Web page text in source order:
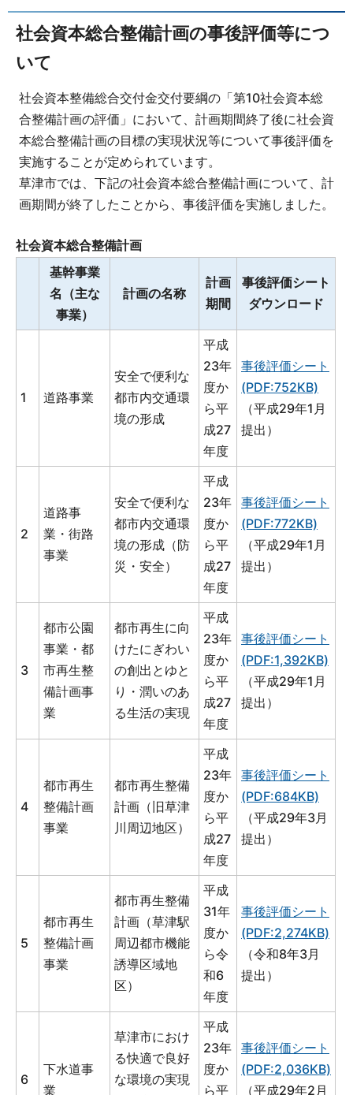
社会資本総合整備計画の事後評価等につ
いて
社会資本整備総合交付金交付要綱の「第10社会資本総
合整備計画の評価」において、計画期間終了後に社会資
本総合整備計画の目標の実現状況等について事後評価を
実施することが定められています。
草津市では、下記の社会資本総合整備計画について、計
画期間が終了したことから、事後評価を実施しました。
社会資本総合整備計画
基幹事業
名（主な
事業）
計画の名称
計画
期間
事後評価シート
ダウンロード
1 道路事業
安全で便利な
都市内交通環
境の形成
平成
23年
度か
ら平
成27
年度
事後評価シート
(PDF:752KB)
（平成29年1月
提出）
2
道路事
業・街路
事業
安全で便利な
都市内交通環
境の形成（防
災・安全）
平成
23年
度か
ら平
成27
年度
事後評価シート
(PDF:772KB)
（平成29年1月
提出）
3
都市公園
事業・都
市再生整
備計画事
業
都市再生に向
けたにぎわい
の創出とゆと
り・潤いのあ
る生活の実現
平成
23年
度か
ら平
成27
年度
事後評価シート
(PDF:1,392KB)
（平成29年1月
提出）
4
都市再生
整備計画
事業
都市再生整備
計画（旧草津
川周辺地区）
平成
23年
度か
ら平
成27
年度
事後評価シート
(PDF:684KB)
（平成29年3月
提出）
5
都市再生
整備計画
事業
都市再生整備
計画（草津駅
周辺都市機能
誘導区域地
区）
平成
31年
度か
ら令
和6
年度
事後評価シート
(PDF:2,274KB)
（令和8年3月
提出）
6
下水道事
業
草津市におけ
る快適で良好
な環境の実現
平成
23年
度か
ら平
事後評価シート
(PDF:2,036KB)
（平成29年2月